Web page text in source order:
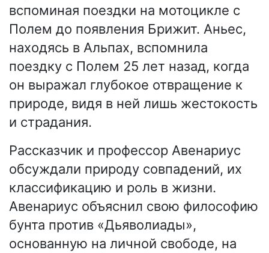
вспоминая поездки на мотоцикле с
Полем до появления Брижит. Аньес,
находясь в Альпах, вспомнила
поездку с Полем 25 лет назад, когда
он выражал глубокое отвращение к
природе, видя в ней лишь жестокость
и страдания.
Рассказчик и профессор Авенариус
обсуждали природу совпадений, их
классификацию и роль в жизни.
Авенариус объяснил свою философию
бунта против «Дьяволиады»,
основанную на личной свободе, на